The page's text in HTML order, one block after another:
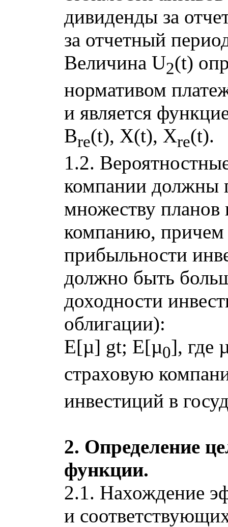
дивиденды за
за отчетный
Величина U2(t)
нормативом
и является
Bre(t), X(t), Xre(t).
1.2.
компании должны
множеству планов
компанию, причем
прибыльности
должно быть
доходности
облигации):
E[µ] gt; E[µ0], где
страховую
инвестиций в
2. Определение
функции.
2.1. Нахождение
и